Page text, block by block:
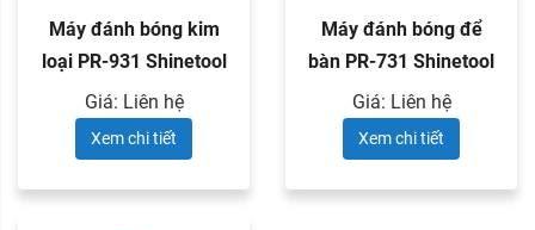
Máy đánh bóng kim
loại PR-931 Shinetool
...
Giá: Liên hệ
Xem chi tiết
Máy đánh bóng để
bàn PR-731 Shinetool
...
Giá: Liên hệ
Xem chi tiết